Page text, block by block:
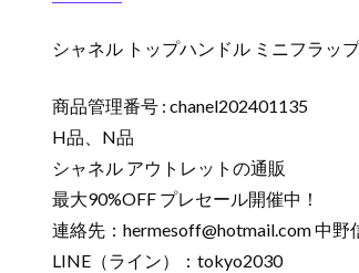
シャネル トップハンドル ミニフラッ
商品管理番号 : chanel202401135
H品、N品
シャネル アウトレットの通販
最大90%OFF プレセール開催中！
連絡先： hermesoff@hotmail.com中野
LINE（ライン）：tokyo2030